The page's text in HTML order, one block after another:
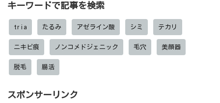
キーワードで記事を検索
tria たるみ アゼライン酸 シミ テカリ
ニキビ痕 ノンコメドジェニック 毛穴 美顔器
脱毛 腸活
スポンサーリンク